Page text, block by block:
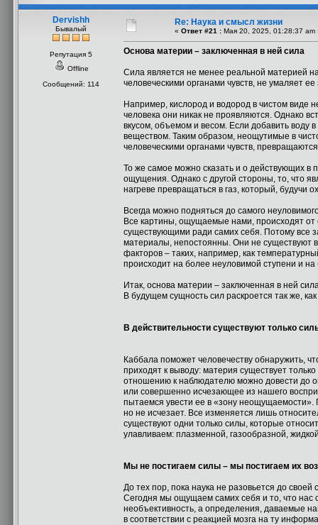
Dervishh
Бывалый
Репутация 5
Offline
Сообщений: 114
Re: Наука и смысл жизни
« Ответ #21 : Мая 20, 2025, 01:28:37 am
Основа материи – заключенная в ней сила
Сила является не менее реальной материей
человеческими органами чувств, не умаляет
Например, кислород и водород в чистом виде
человека они никак не проявляются. Однако
вкусом, объемом и весом. Если добавить воду
веществом. Таким образом, неощутимые в
человеческими органами чувств,
То же самое можно сказать и о действующих в
ощущения. Однако с другой стороны, то, что
нагреве превращаться в газ, который,
Всегда можно подняться до самого
Все картины, ощущаемые нами, происходят от
существующими ради самих себя. Потому все
материалы, непостоянны. Они не существуют
факторов – таких, например, как
происходит на более неуловимой ступени и
Итак, основа материи – заключенная в ней
В будущем сущность сил раскроется так же,
В действительности существуют только
Каббала поможет человечеству обнаружить,
приходят к выводу: материя существует
отношению к наблюдателю можно довести до
или совершенно исчезающее из нашего
пытаемся увести ее в «зону неощущаемости».
но не исчезает. Все изменяется лишь
существуют одни только силы, которые
улавливаем: плазменной, газообразной,
Мы не постигаем силы – мы постигаем их
До тех пор, пока наука не разовьется до
Сегодня мы ощущаем самих себя и то, что
необъективность, а определения, даваемые
в соответствии с реакцией мозга на ту